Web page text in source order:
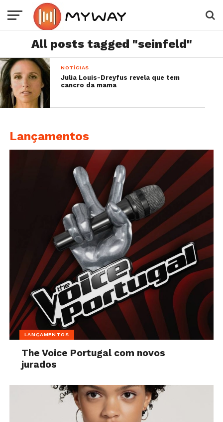
All posts tagged "seinfeld"
NOTÍCIAS
Julia Louis-Dreyfus revela que tem
cancro da mama
Lançamentos
LANÇAMENTOS
The Voice Portugal com novos
jurados